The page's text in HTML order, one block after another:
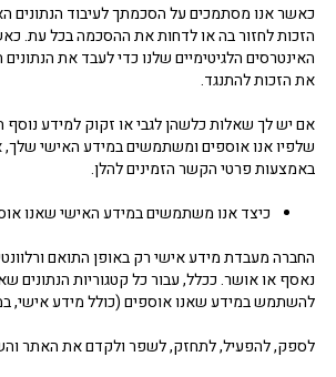
כאשר אנו מסתמכים על הסכמתך לעיבוד הנתונים
הזכות לחזור בה או לדחות את ההסכמה בכל עת.
האינטרסים הלגיטימיים שלנו כדי לעבד את
את הזכות להתנגד.
אם יש לך שאלות כלשהן לגבי או זקוק למידע
שלפיו אנו אוספים ומשתמשים במידע האישי שלך,
באמצעות פרטי הקשר הזמינים להלן.
כיצד אנו משתמשים במידע האישי שאנו
החברה מעבדת מידע אישי רק באופן התואם
נאסף או אושר. ככלל, עבור כל קטגוריות הנתונים
להשתמש במידע שאנו אוספים (כולל מידע אישי,
לספק, להפעיל, לתחזק, לשפר ולקדם את האתר